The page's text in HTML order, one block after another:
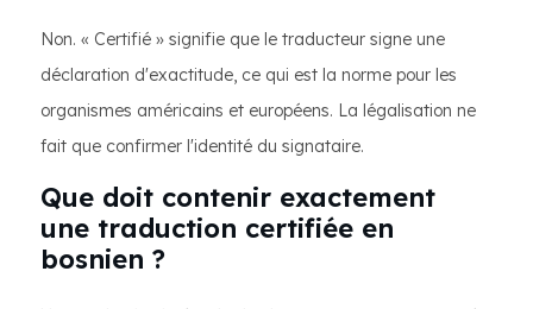
Non. « Certifié » signifie que le traducteur signe une
déclaration d'exactitude, ce qui est la norme pour les
organismes américains et européens. La légalisation ne
fait que confirmer l'identité du signataire.
Que doit contenir exactement
une traduction certifiée en
bosnien ?